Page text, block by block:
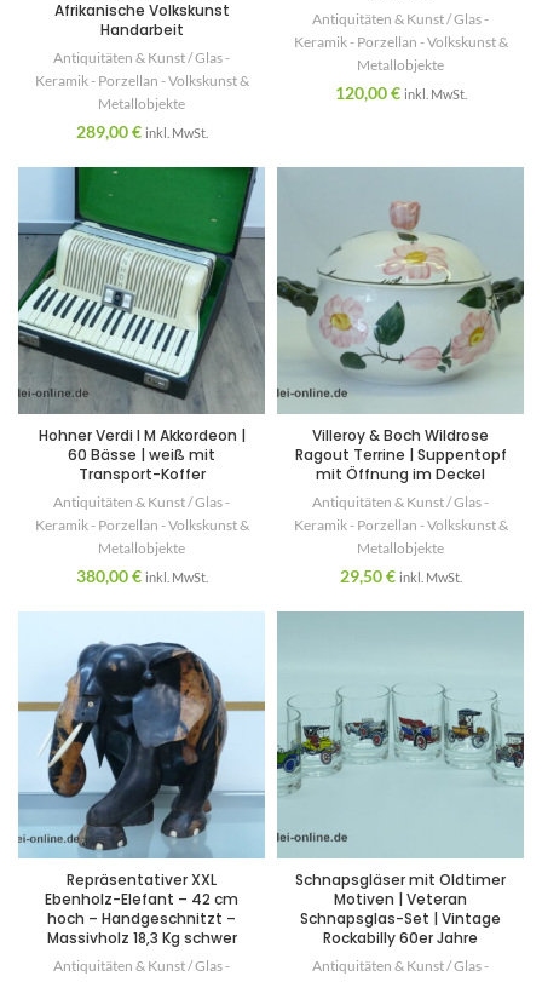
Afrikanische Volkskunst
Handarbeit
Antiquitäten & Kunst / Glas -
Keramik - Porzellan - Volkskunst &
Metallobjekte
289,00€ inkl. MwSt.
Antiquitäten & Kunst / Glas -
Keramik - Porzellan - Volkskunst &
Metallobjekte
120,00€ inkl. MwSt.
Hohner Verdi I M Akkordeon |
60 Bässe | weiß mit
Transport-Koffer
Antiquitäten & Kunst / Glas -
Keramik - Porzellan - Volkskunst &
Metallobjekte
380,00€ inkl. MwSt.
Villeroy & Boch Wildrose
Ragout Terrine | Suppentopf
mit Öffnung im Deckel
Antiquitäten & Kunst / Glas -
Keramik - Porzellan - Volkskunst &
Metallobjekte
29,50€ inkl. MwSt.
Repräsentativer XXL
Ebenholz-Elefant – 42 cm
hoch – Handgeschnitzt –
Massivholz 18,3 Kg schwer
Antiquitäten & Kunst / Glas -
Schnapsgläser mit Oldtimer
Motiven | Veteran
Schnapsglas-Set | Vintage
Rockabilly 60er Jahre
Antiquitäten & Kunst / Glas -